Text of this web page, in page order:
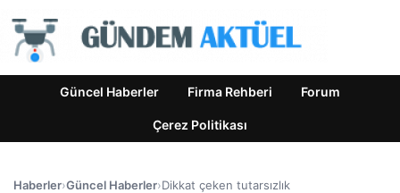
Güncel Haberler Firma Rehberi Forum
Çerez Politikası
Haberler›Güncel Haberler›Dikkat çeken tutarsızlık